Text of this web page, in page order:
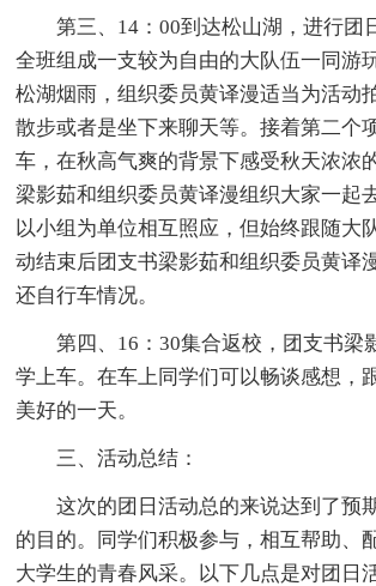
第三、14：00到达松山湖，进行团
全班组成一支较为自由的大队伍一同游
松湖烟雨，组织委员黄译漫适当为活动
散步或者是坐下来聊天等。接着第二个
车，在秋高气爽的背景下感受秋天浓浓
梁影茹和组织委员黄译漫组织大家一起
以小组为单位相互照应，但始终跟随大
动结束后团支书梁影茹和组织委员黄译
还自行车情况。
第四、16：30集合返校，团支书梁
学上车。在车上同学们可以畅谈感想，
美好的一天。
三、活动总结：
这次的团日活动总的来说达到了预
的目的。同学们积极参与，相互帮助、
大学生的青春风采。以下几点是对团日